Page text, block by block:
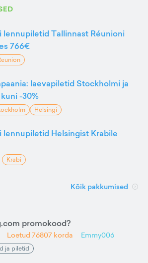
lennupiletid Tallinnast Réunioni
766€
laevapiletid Stockholmi ja
-30%
Helsingi
lennupiletid Helsingist Krabile
Krabi
Kõik pakkumised
promokood?
Loetud 76807 korda Emmy006
ja piletid